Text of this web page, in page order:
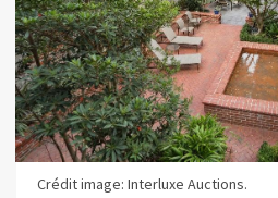
Crédit image: Interluxe Auctions.